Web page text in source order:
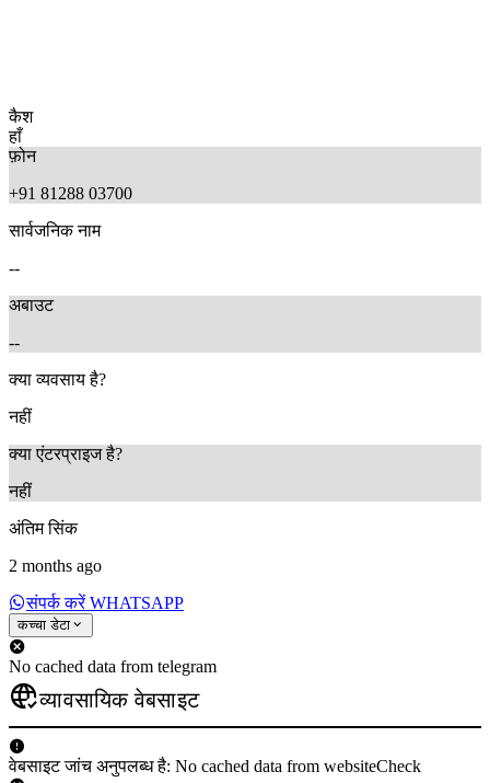
कैश
हाँ
फ़ोन
+91 81288 03700
सार्वजनिक नाम
--
अबाउट
--
क्या व्यवसाय है?
नहीं
क्या एंटरप्राइज है?
नहीं
अंतिम सिंक
2 months ago
संपर्क करें WHATSAPP
कच्चा डेटा
No cached data from telegram
व्यावसायिक वेबसाइट
वेबसाइट जांच अनुपलब्ध है: No cached data from websiteCheck